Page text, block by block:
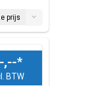
prijs
,--*
BTW